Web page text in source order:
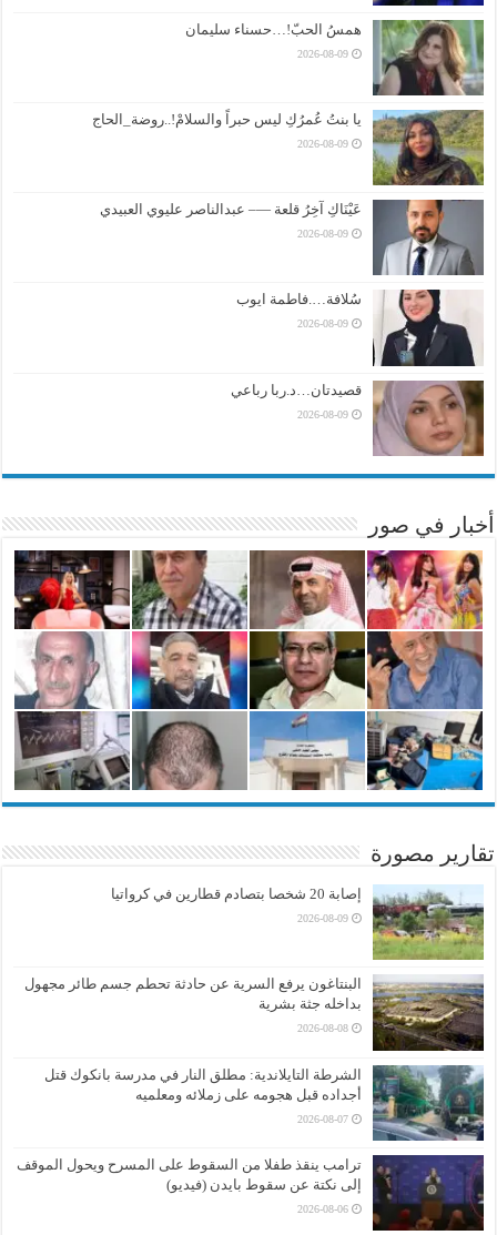
همسُ الحبّ!…حسناء سليمان
2026-08-09
يا بنتُ عُمرُكِ ليس حبراً والسلامْ!..روضة_الحاج
2026-08-09
عَيْنَاكِ آخِرُ قلعة —– عبدالناصر عليوي العبيدي
2026-08-09
سُلافة….فاطمة ايوب
2026-08-09
قصيدتان…د.ربا رباعي
2026-08-09
أخبار في صور
تقارير مصورة
إصابة 20 شخصا بتصادم قطارين في كرواتيا
2026-08-09
البنتاغون يرفع السرية عن حادثة تحطم جسم طائر مجهول
بداخله جثة بشرية
2026-08-08
الشرطة التايلاندية: مطلق النار في مدرسة بانكوك قتل
أجداده قبل هجومه على زملائه ومعلميه
2026-08-07
ترامب ينقذ طفلا من السقوط على المسرح ويحول الموقف
إلى نكتة عن سقوط بايدن (فيديو)
2026-08-06